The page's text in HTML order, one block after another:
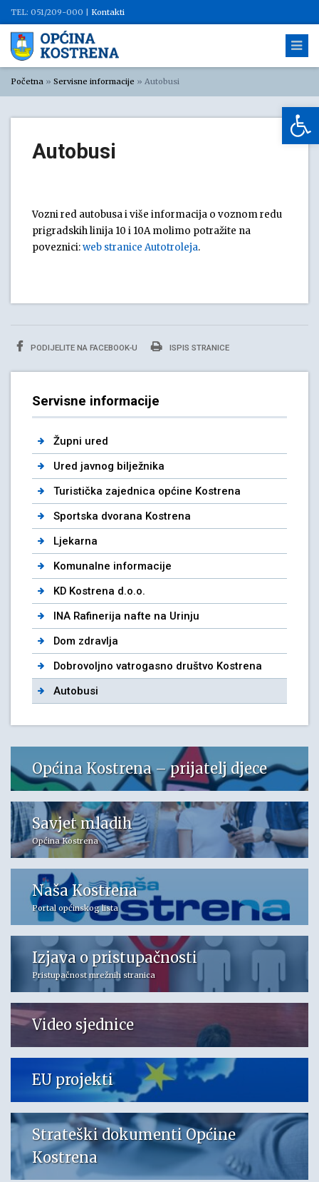
TEL: 051/209-000 | Kontakti
Početna » Servisne informacije » Autobusi
Autobusi
Vozni red autobusa i više informacija o voznom redu
prigradskih linija 10 i 10A molimo potražite na
poveznici:web stranice Autotroleja.
PODIJELITE NA FACEBOOK-U ISPIS STRANICE
Servisne informacije
Župni ured
Ured javnog bilježnika
Turistička zajednica općine Kostrena
Sportska dvorana Kostrena
Ljekarna
Komunalne informacije
KD Kostrena d.o.o.
INA Rafinerija nafte na Urinju
Dom zdravlja
Dobrovoljno vatrogasno društvo Kostrena
Autobusi
Općina Kostrena – prijatelj djece
Savjet mladih
Općina Kostrena
Naša Kostrena
Portal općinskog lista
Izjava o pristupačnosti
Pristupačnost mrežnih stranica
Video sjednice
EU projekti
Strateški dokumenti Općine
Kostrena